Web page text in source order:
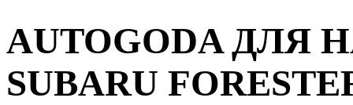
AUTOGODA ДЛЯ
SUBARU